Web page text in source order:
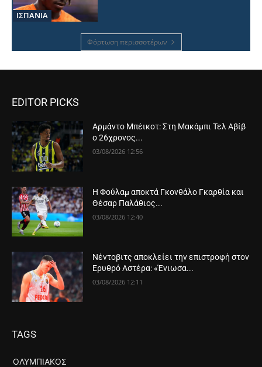
ΙΣΠΑΝΙΑ
Φόρτωση περισσοτέρων
EDITOR PICKS
Αρμάντο Μπέικοτ: Στη Μακάμπι Τελ Αβίβ
ο 26χρονος...
03/08/2026 12:56
Η Φούλαμ αποκτά Γκονθάλο Γκαρθία και
Θέσαρ Παλάθιος...
03/08/2026 12:40
Νέντοβιτς αποκλείει την επιστροφή στον
Ερυθρό Αστέρα: «Ένιωσα...
03/08/2026 12:11
TAGS
ΟΛΥΜΠΙΑΚΌΣ